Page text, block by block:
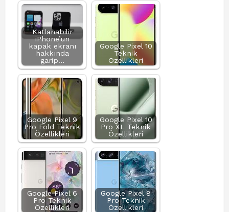
Katlanabilir
iPhone’un
kapak ekranı
hakkında
garip…
Google Pixel 10
Teknik
Özellikleri
Google Pixel 9
Pro Fold Teknik
Özellikleri
Google Pixel 10
Pro XL Teknik
Özellikleri
Google Pixel 6
Pro Teknik
Özellikleri
Google Pixel 8
Pro Teknik
Özellikleri